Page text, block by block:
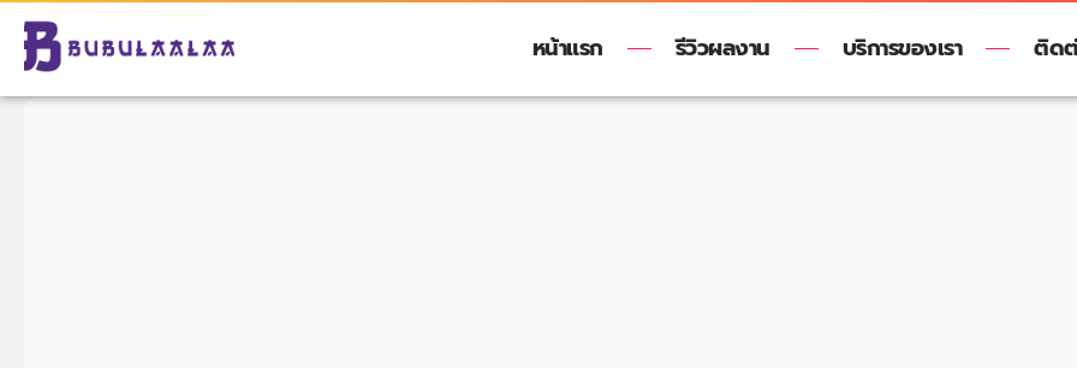
หน้าแรก รีวิวผลงาน บริการของเรา ติดต่